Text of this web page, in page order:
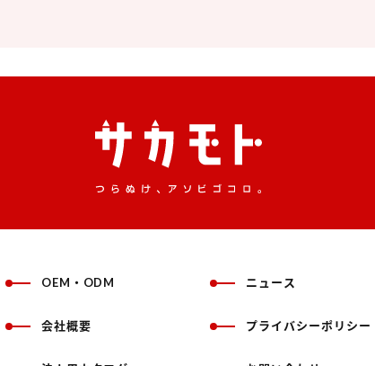
OEM・ODM
会社概要
ニュース
プライバシーポリシー